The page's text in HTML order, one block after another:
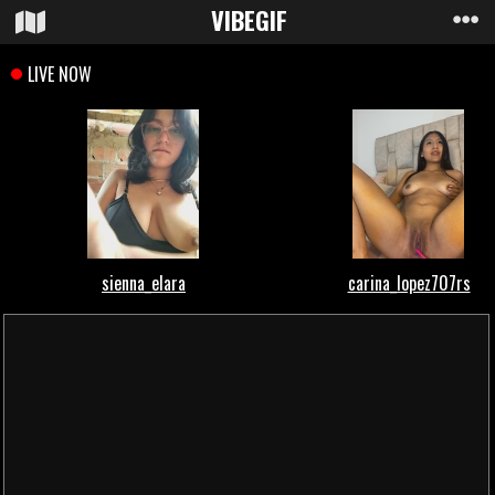
VIBEGIF